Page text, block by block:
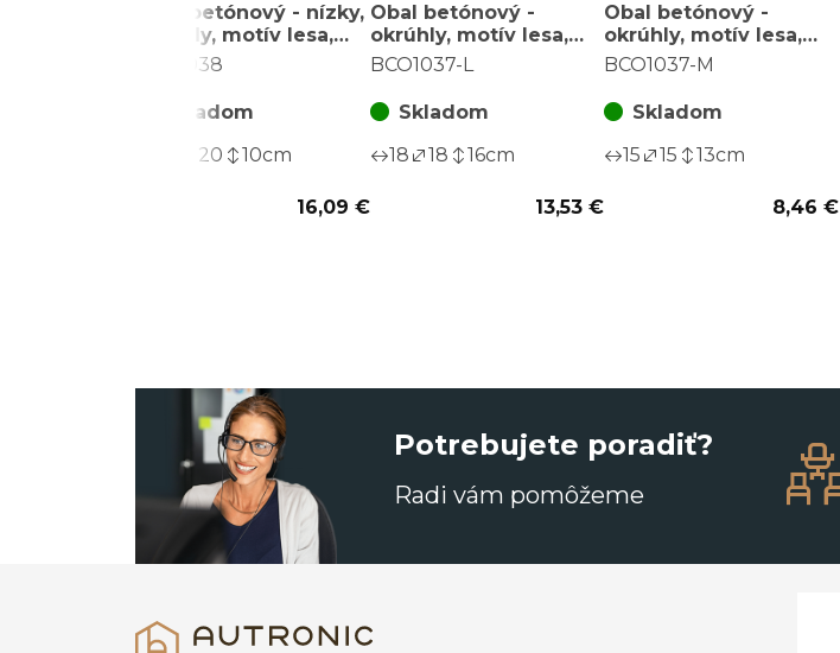
Obal betónový - nízky,
okrúhly, motív lesa,
cena za sadu 2 ks
BCO1038
Skladom
20 10cm
16,09 €
Obal betónový -
okrúhly, motív lesa,
veľ. L, bielo-zelený,
BCO1037-L
Skladom
18
18 16cm
13,53 €
Obal betónový -
okrúhly, motív lesa,
veľ. M, bielo-zelený,
BCO1037-M
Skladom
15
15 13cm
8,46 €
Potrebujete poradiť?
Radi vám pomôžeme